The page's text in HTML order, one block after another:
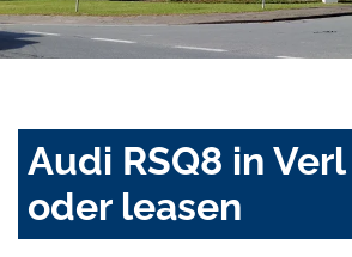
Audi RSQ8 in
oder leasen